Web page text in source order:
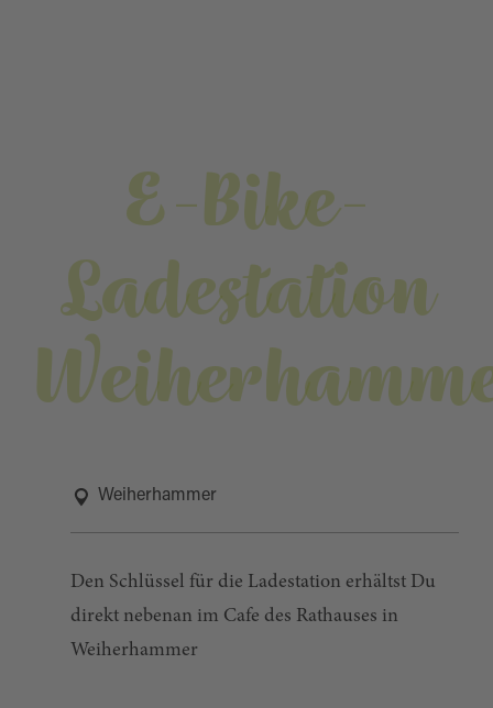
E-Bike-
Ladestation
Weiherhammer
Den Schlüssel für die Ladestation erhältst Du
direkt nebenan im Cafe des Rathauses in
Weiherhammer